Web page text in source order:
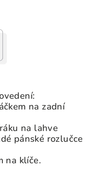
na zadní
na lahve
pánské rozlučce
na klíče.